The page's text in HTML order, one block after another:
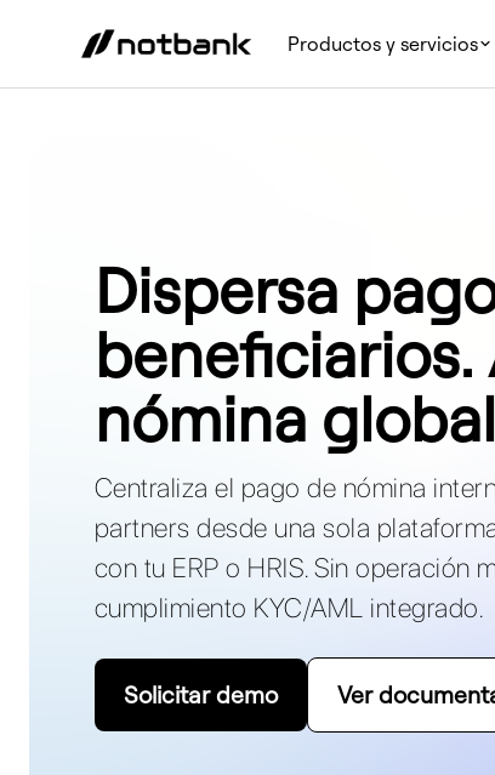
Productos y servicios
Dispersa
nómina
Centraliza el pago de nómina
partners desde una sola
con tu ERP o HRIS. Sin operación
cumplimiento KYC/AML integrado.
Solicitar demo Ver